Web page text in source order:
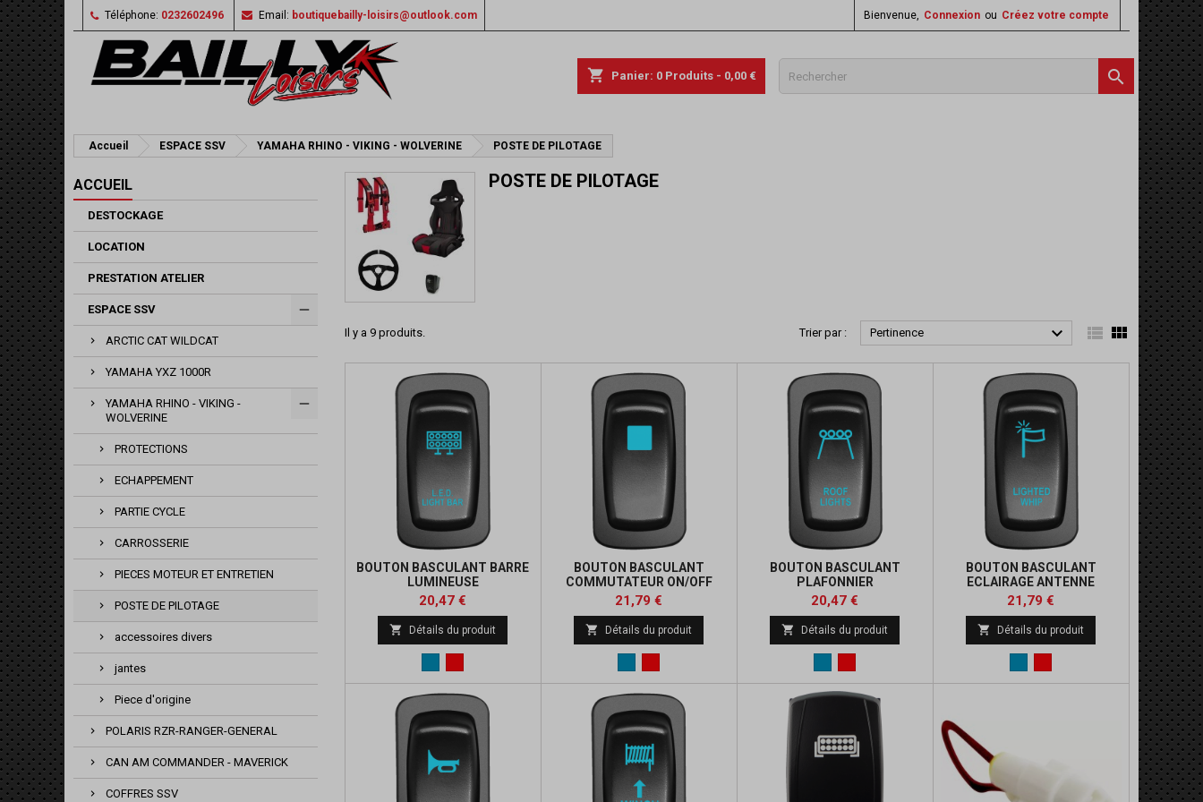
Téléphone: 0232602496 Email: boutiquebailly-loisirs@outlook.com Bienvenue, Connexion ou Créez votre compte

shopping_cart Panier: 0 Produits - 0,00 €
Accueil ESPACE SSV YAMAHA RHINO - VIKING - WOLVERINE POSTE DE PILOTAGE
ACCUEIL
DESTOCKAGE
LOCATION
PRESTATION ATELIER
ESPACE SSV
ARCTIC CAT WILDCAT
YAMAHA YXZ 1000R
YAMAHA RHINO - VIKING -
WOLVERINE
PROTECTIONS
ECHAPPEMENT
PARTIE CYCLE
CARROSSERIE
PIECES MOTEUR ET ENTRETIEN
POSTE DE PILOTAGE
accessoires divers
jantes
Piece d'origine
POLARIS RZR-RANGER-GENERAL
CAN AM COMMANDER - MAVERICK
COFFRES SSV
POSTE DE PILOTAGE
Il y a 9 produits. Trier par : Pertinence   
BOUTON BASCULANT BARRE
LUMINEUSE
Prix
20,47 €
base
 Détails du produit
BOUTON BASCULANT
COMMUTATEUR ON/OFF
Prix
21,79 €
base
 Détails du produit
BOUTON BASCULANT
PLAFONNIER
Prix
20,47 €
base
 Détails du produit
BOUTON BASCULANT
ECLAIRAGE ANTENNE
Prix
21,79 €
base
 Détails du produit